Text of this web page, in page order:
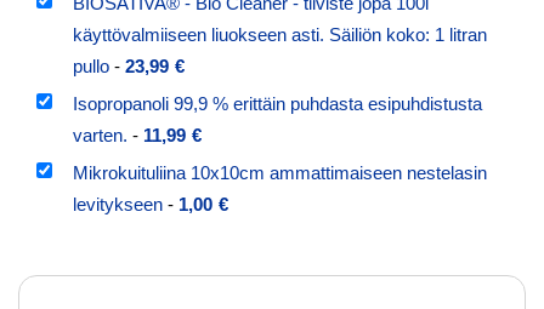
käyttövalmiiseen liuokseen asti. Säiliön koko: 1 litran
pullo - 23,99 €
Isopropanoli 99,9 % erittäin puhdasta esipuhdistusta
varten. - 11,99 €
Mikrokuituliina 10x10cm ammattimaiseen nestelasin
levitykseen - 1,00 €